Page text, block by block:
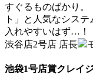
すぐるものばかり。
ト」と人気なシス
入れやすいはず…！
渋谷店2号店 店長
池袋1号店賞クレイ